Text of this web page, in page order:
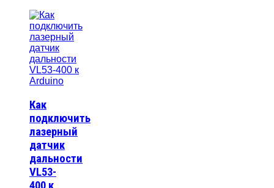
Как
подключить
лазерный
датчик
дальности
VL53-